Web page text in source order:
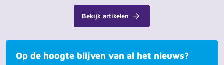
Bekijk artikelen
Op de hoogte blijven van al het nieuws?